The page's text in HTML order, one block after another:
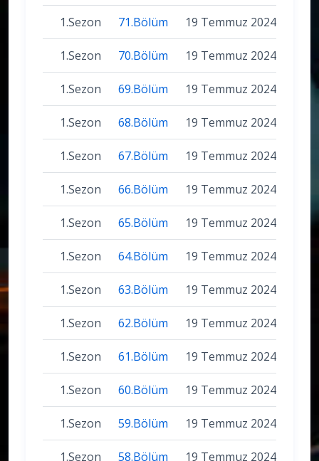
1.Sezon 71.Bölüm 19 Temmuz 2024
1.Sezon 70.Bölüm 19 Temmuz 2024
1.Sezon 69.Bölüm 19 Temmuz 2024
1.Sezon 68.Bölüm 19 Temmuz 2024
1.Sezon 67.Bölüm 19 Temmuz 2024
1.Sezon 66.Bölüm 19 Temmuz 2024
1.Sezon 65.Bölüm 19 Temmuz 2024
1.Sezon 64.Bölüm 19 Temmuz 2024
1.Sezon 63.Bölüm 19 Temmuz 2024
1.Sezon 62.Bölüm 19 Temmuz 2024
1.Sezon 61.Bölüm 19 Temmuz 2024
1.Sezon 60.Bölüm 19 Temmuz 2024
1.Sezon 59.Bölüm 19 Temmuz 2024
1.Sezon 58.Bölüm 19 Temmuz 2024